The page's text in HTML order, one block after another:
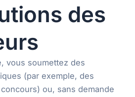
des
vous soumettez des
(par exemple, des
ou, sans demande